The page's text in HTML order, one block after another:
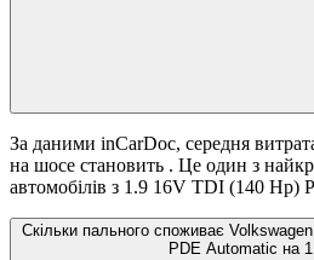
За даними inCarDoc, середня
на шосе становить . Це один з
автомобілів з 1.9 16V TDI (140 Hp)
Скільки пального споживає
PDE Automatic на